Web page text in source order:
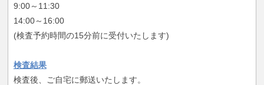
9:00～11:30
14:00～16:00
(検査予約時間の15分前に受付いたします)
検査結果
検査後、ご自宅に郵送いたします。